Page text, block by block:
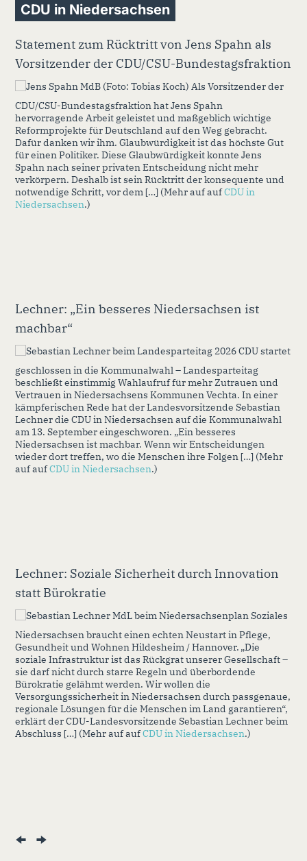
CDU in Niedersachsen
Statement zum Rücktritt von Jens Spahn als
Vorsitzender der CDU/CSU-Bundestagsfraktion
Als Vorsitzender der
CDU/CSU-Bundestagsfraktion hat Jens Spahn
hervorragende Arbeit geleistet und maßgeblich wichtige
Reformprojekte für Deutschland auf den Weg gebracht.
Dafür danken wir ihm. Glaubwürdigkeit ist das höchste Gut
für einen Politiker. Diese Glaubwürdigkeit konnte Jens
Spahn nach seiner privaten Entscheidung nicht mehr
verkörpern. Deshalb ist sein Rücktritt der konsequente und
notwendige Schritt, vor dem […] (Mehr auf aufCDU in
Niedersachsen.)
Lechner: „Ein besseres Niedersachsen ist
machbar“
CDU startet
geschlossen in die Kommunalwahl – Landesparteitag
beschließt einstimmig Wahlaufruf für mehr Zutrauen und
Vertrauen in Niedersachsens Kommunen Vechta. In einer
kämpferischen Rede hat der Landesvorsitzende Sebastian
Lechner die CDU in Niedersachsen auf die Kommunalwahl
am 13. September eingeschworen. „Ein besseres
Niedersachsen ist machbar. Wenn wir Entscheidungen
wieder dort treffen, wo die Menschen ihre Folgen […] (Mehr
auf aufCDU in Niedersachsen.)
Lechner: Soziale Sicherheit durch Innovation
statt Bürokratie
Niedersachsen braucht einen echten Neustart in Pflege,
Gesundheit und Wohnen Hildesheim / Hannover. „Die
soziale Infrastruktur ist das Rückgrat unserer Gesellschaft –
sie darf nicht durch starre Regeln und überbordende
Bürokratie gelähmt werden. Wir wollen die
Versorgungssicherheit in Niedersachsen durch passgenaue,
regionale Lösungen für die Menschen im Land garantieren“,
erklärt der CDU-Landesvorsitzende Sebastian Lechner beim
Abschluss […] (Mehr auf aufCDU in Niedersachsen.)